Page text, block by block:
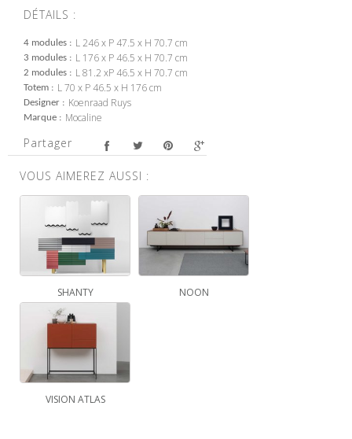
DÉTAILS :
4 modules L 246 x P 47.5 x H 70.7 cm
3 modules L 176 x P 46.5 x H 70.7 cm
2 modules L 81.2 xP 46.5 x H 70.7 cm
Totem L 70 x P 46.5 x H 176 cm
Designer Koenraad Ruys
Marque Mocaline
Partager
VOUS AIMEREZ AUSSI :
SHANTY NOON
VISION ATLAS